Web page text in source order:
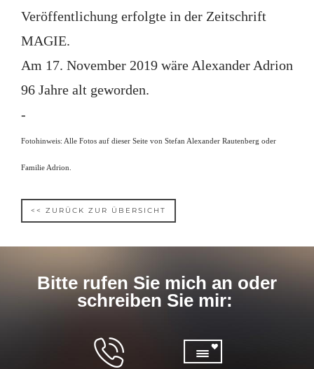
Veröffentlichung erfolgte in der Zeitschrift
MAGIE.
Am 17. November 2019 wäre Alexander Adrion
96 Jahre alt geworden.
-
Fotohinweis: Alle Fotos auf dieser Seite von Stefan Alexander Rautenberg oder
Familie Adrion.
<< ZURÜCK ZUR ÜBERSICHT
Bitte rufen Sie mich an oder
schreiben Sie mir: